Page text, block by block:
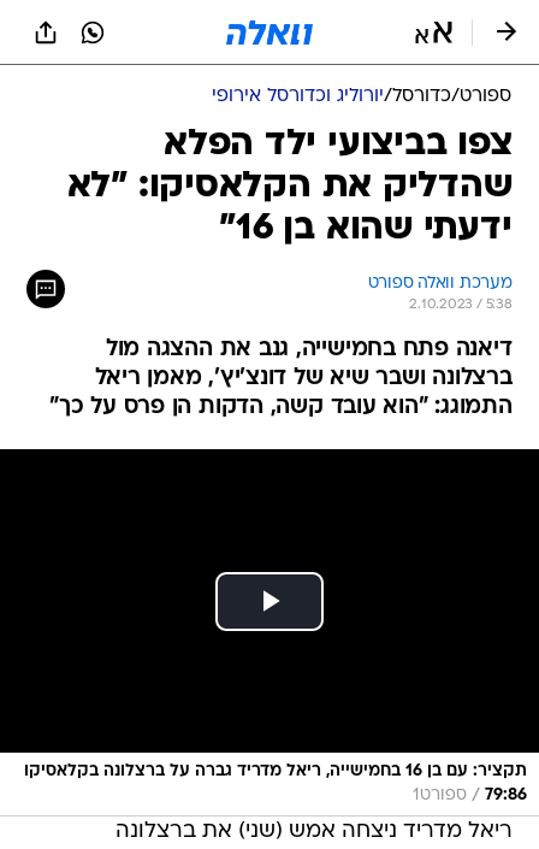
ספורט/כדורסל/יורוליג וכדורסל אירופי
צפו בביצועי ילד הפלא
שהדליק את הקלאסיקו: "לא
ידעתי שהוא בן 16"
מערכת וואלה ספורט
2.10.2023 / 5:38
דיאנה פתח בחמישייה, גנב את ההצגה מול
ברצלונה ושבר שיא של דונצ'יץ', מאמן ריאל
התמוגג: "הוא עובד קשה, הדקות הן פרס על כך"
תקציר: עם בן 16 בחמישייה, ריאל מדריד גברה על ברצלונה בקלאסיקו
79:86
/ ספורט1
ריאל מדריד ניצחה אמש (שני) את ברצלונה